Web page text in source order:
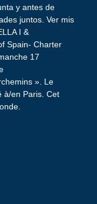
y antes de
juntos. Ver mis
I &
Spain- Charter
17
». Le
à/en Paris. Cet